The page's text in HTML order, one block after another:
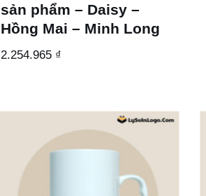
sản phẩm – Daisy –
Hồng Mai – Minh Long
2.254.965 ₫